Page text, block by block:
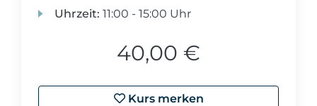
Uhrzeit: 11:00 - 15:00 Uhr
40,00 €
Kurs merken